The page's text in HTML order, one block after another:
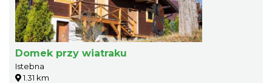
Domek przy wiatraku
Istebna
1.31 km